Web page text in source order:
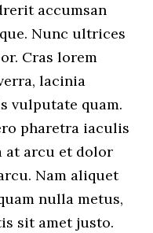
accumsan
Nunc ultrices
Cras lorem
lacinia
vulputate quam.
pharetra iaculis
at arcu et dolor
Nam aliquet
nulla metus,
sit amet justo.